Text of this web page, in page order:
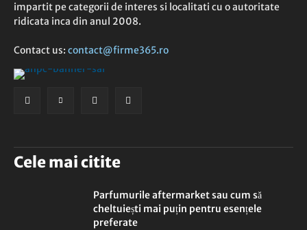
impartit pe categorii de interes si localitati cu o autoritate
ridicata inca din anul 2008.
Contact us: contact@firme365.ro
Cele mai citite
Parfumurile aftermarket sau cum să
cheltuiești mai puțin pentru esențele
preferate